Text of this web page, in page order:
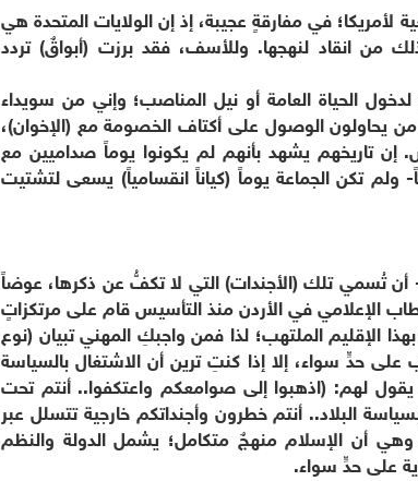
لأمريكا؛ في مفارقةٍ عجيبة، إذ إن الولايات المتحدة هي
من انقاد لنهجها. وللأسف، فقد برزت (أبواقٌ) تردد
الحياة العامة أو نيل المناصب؛ وإني من سويداء
من يحاولون الوصول على أكتاف الخصومة مع (الإخوان)،
إن تاريخهم يشهد بأنهم لم يكونوا يوماً صداميين مع
ولم تكن الجماعة يوماً (كياناً انقسامياً) يسعى لتشتيت
أن تُسمي تلك (الأجندات) التي لا تكفُّ عن ذكرها، عوضاً
الإعلامي في الأردن منذ التأسيس قام على مرتكزاتٍ
الإقليم الملتهب؛ لذا فمن واجبكِ المهني تبيان (نوع
حدٍّ سواء، إلا إذا كنتِ ترين أن الاشتغال بالسياسة
لهم: (اذهبوا إلى صوامعكم واعتكفوا.. أنتم تحت
البلاد.. أنتم خطرون وأجنداتكم خارجية تتسلل عبر
وهي أن الإسلام منهجٌ متكامل؛ يشمل الدولة والنظم
على حدٍّ سواء.